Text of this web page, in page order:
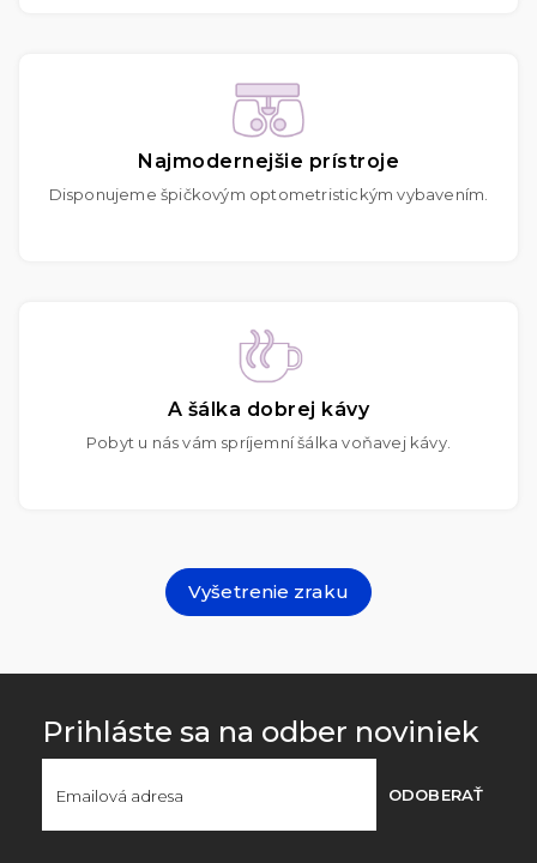
Najmodernejšie prístroje
Disponujeme špičkovým optometristickým vybavením.
A šálka dobrej kávy
Pobyt u nás vám spríjemní šálka voňavej kávy.
Vyšetrenie zraku
Prihláste sa na odber noviniek
ODOBERAŤ